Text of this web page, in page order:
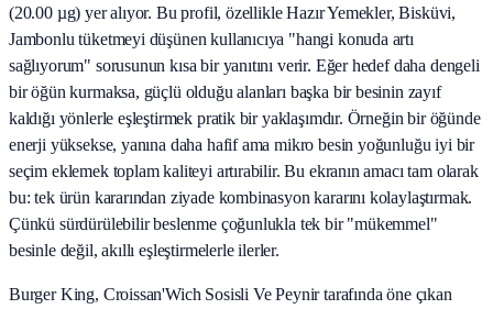
(20.00 µg) yer alıyor. Bu profil, özellikle Hazır Yemekler, Bisküvi,
Jambonlu tüketmeyi düşünen kullanıcıya "hangi konuda artı
sağlıyorum" sorusunun kısa bir yanıtını verir. Eğer hedef daha dengeli
bir öğün kurmaksa, güçlü olduğu alanları başka bir besinin zayıf
kaldığı yönlerle eşleştirmek pratik bir yaklaşımdır. Örneğin bir öğünde
enerji yüksekse, yanına daha hafif ama mikro besin yoğunluğu iyi bir
seçim eklemek toplam kaliteyi artırabilir. Bu ekranın amacı tam olarak
bu: tek ürün kararından ziyade kombinasyon kararını kolaylaştırmak.
Çünkü sürdürülebilir beslenme çoğunlukla tek bir "mükemmel"
besinle değil, akıllı eşleştirmelerle ilerler.
Burger King, Croissan'Wich Sosisli Ve Peynir tarafında öne çıkan